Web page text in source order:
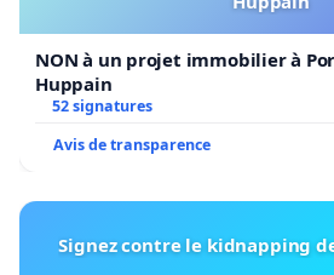
NON à un projet immobilier à
Huppain
52 signatures
Avis de transparence
Signez contre le kidnapping